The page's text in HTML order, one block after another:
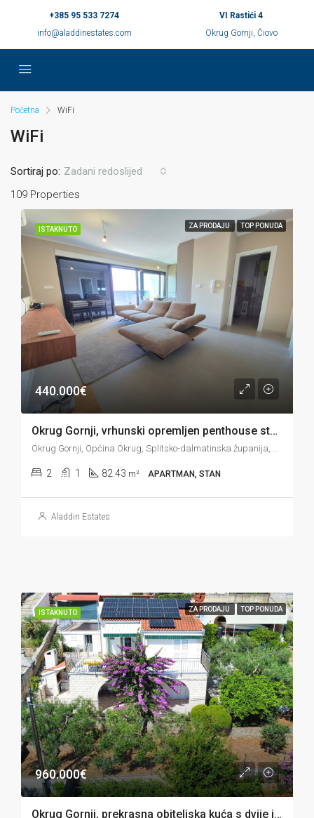
+385 95 533 7274
info@aladdinestates.com
VI Rastići 4
Okrug Gornji, Čiovo
Početna WiFi
WiFi
109 Properties
Sortiraj po: Zadani redoslijed
ISTAKNUTO ZA PRODAJU TOP PONUDA
440.000€
Okrug Gornji, vrhunski opremljen penthouse stan s prekrasnim pogledom, 82 m2
Okrug Gornji, Općina Okrug, Splitsko-dalmatinska županija, 21223, Hrvatska
2 1 82.43 m² APARTMAN, STAN
Aladdin Estates
ISTAKNUTO ZA PRODAJU TOP PONUDA
960.000€
Okrug Gornji, prekrasna obiteljska kuća s dvije jedinice u drugom redu do mora, 143 m2